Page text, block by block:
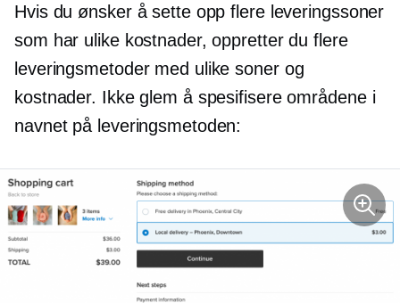
Hvis du ønsker å sette opp flere leveringssoner
som har ulike kostnader, oppretter du flere
leveringsmetoder med ulike soner og
kostnader. Ikke glem å spesifisere områdene i
navnet på leveringsmetoden: